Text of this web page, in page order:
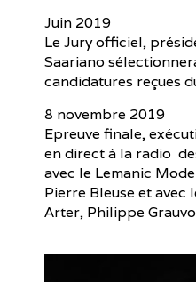
Juin 2019
Le Jury officiel,
Saariano
candidatures reçues
8 novembre 2019
Epreuve finale,
en direct à la radio
avec le Lemanic
Pierre Bleuse et avec
Arter, Philippe